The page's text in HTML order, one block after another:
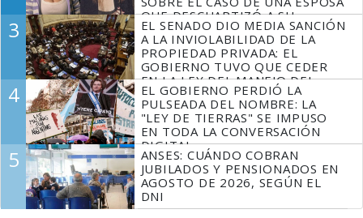
QUE DESCUARTIZÓ A SU
MARIDO
3
EL SENADO DIO MEDIA SANCIÓN
A LA INVIOLABILIDAD DE LA
PROPIEDAD PRIVADA: EL
GOBIERNO TUVO QUE CEDER
EN LA LEY DEL MANEJO DEL
FUEGO
4
EL GOBIERNO PERDIÓ LA
PULSEADA DEL NOMBRE: LA
"LEY DE TIERRAS" SE IMPUSO
EN TODA LA CONVERSACIÓN
DIGITAL
5
ANSES: CUÁNDO COBRAN
JUBILADOS Y PENSIONADOS EN
AGOSTO DE 2026, SEGÚN EL
DNI